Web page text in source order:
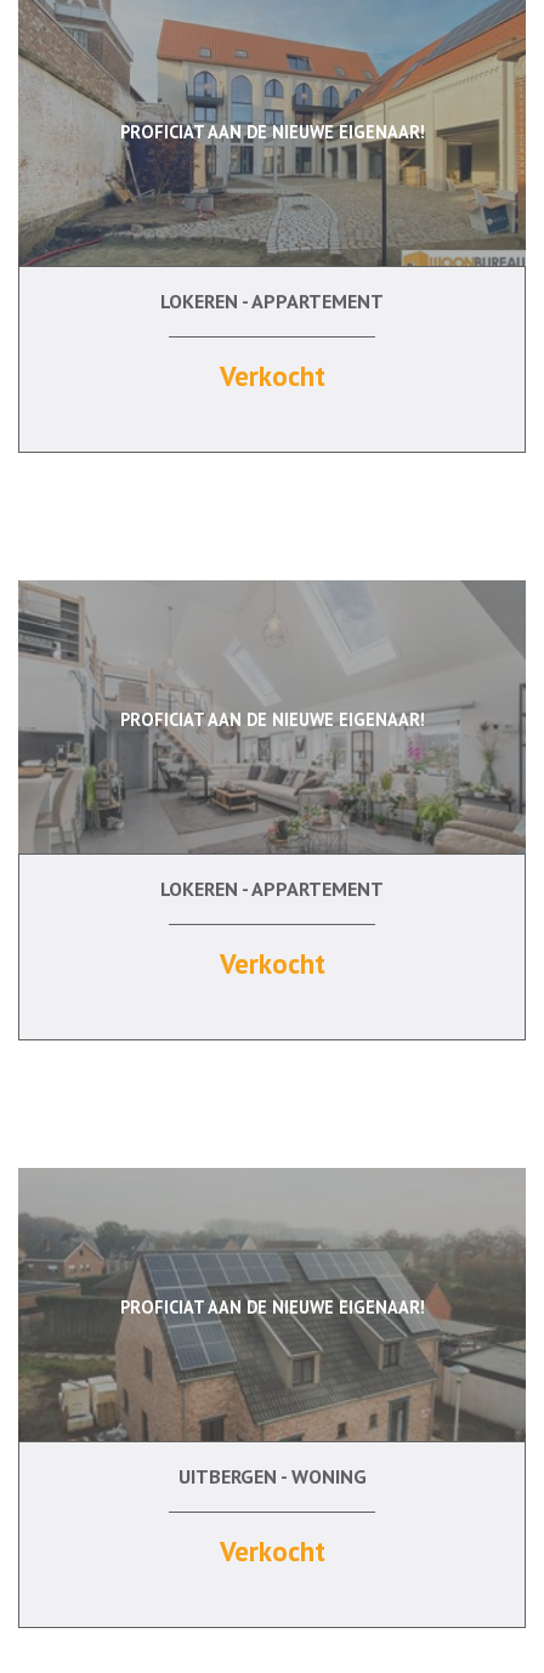
PROFICIAT AAN DE NIEUWE EIGENAAR!
131 m² 2 Ja
LOKEREN - APPARTEMENT
Verkocht
PROFICIAT AAN DE NIEUWE EIGENAAR!
142 m² 2 Ja
LOKEREN - APPARTEMENT
Verkocht
PROFICIAT AAN DE NIEUWE EIGENAAR!
135 m² 3
UITBERGEN - WONING
Verkocht